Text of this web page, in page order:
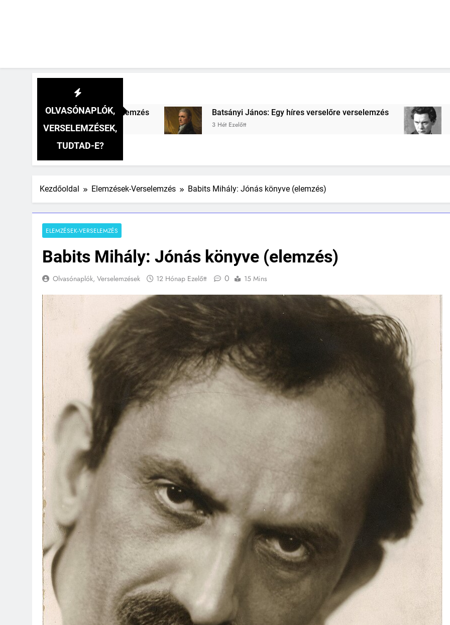
OLVASÓNAPLÓK,
VERSELEMZÉSEK,
TUDTAD-E?
Batsányi János: Egy híres verselőre verselemzés
3 Hét Ezelőtt
József Attila: (A hallgatag gép…)
Kezdőoldal Elemzések-Verselemzés Babits Mihály: Jónás könyve (elemzés)
ELEMZÉSEK-VERSELEMZÉS
Babits Mihály: Jónás könyve (elemzés)
Olvasónaplók, Verselemzések 12 Hónap Ezelőtt 0 15 Mins